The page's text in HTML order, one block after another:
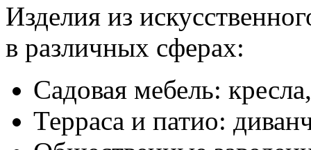
Изделия из
в различных сферах:
Садовая мебель:
Терраса и патио: